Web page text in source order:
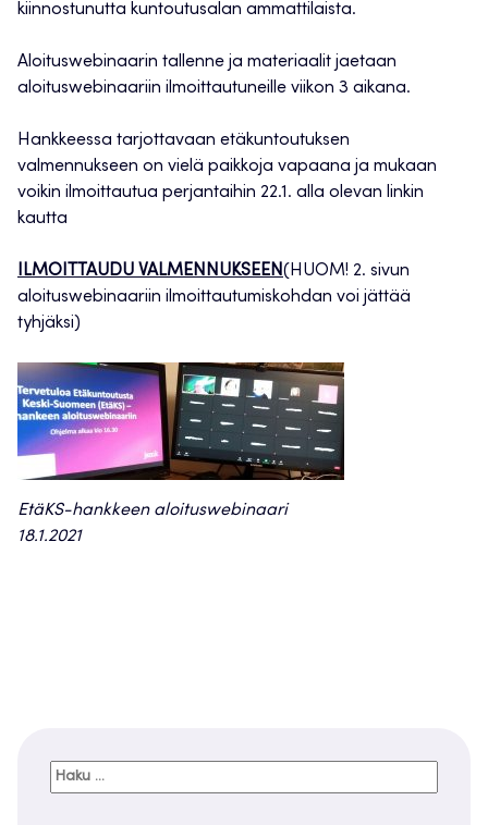
kiinnostunutta kuntoutusalan ammattilaista.
Aloituswebinaarin tallenne ja materiaalit jaetaan
aloituswebinaariin ilmoittautuneille viikon 3 aikana.
Hankkeessa tarjottavaan etäkuntoutuksen
valmennukseen on vielä paikkoja vapaana ja mukaan
voikin ilmoittautua perjantaihin 22.1. alla olevan linkin
kautta
ILMOITTAUDU VALMENNUKSEEN(HUOM! 2. sivun
aloituswebinaariin ilmoittautumiskohdan voi jättää
tyhjäksi)
EtäKS-hankkeen aloituswebinaari
18.1.2021
Haku: